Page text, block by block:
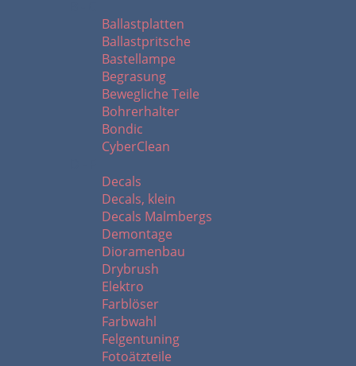
Ballastplatten
Ballastpritsche
Bastellampe
Begrasung
Bewegliche Teile
Bohrerhalter
Bondic
CyberClean
Decals
Decals, klein
Decals Malmbergs
Demontage
Dioramenbau
Drybrush
Elektro
Farblöser
Farbwahl
Felgentuning
Fotoätzteile